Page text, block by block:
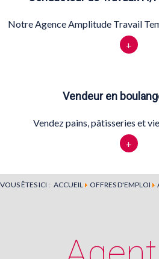
Notre Agence Amplitude Travail
+
Vendeur en
Vendez pains, pâtisseries et
+
VOUS ÊTES ICI : ACCUEIL OFFRES D'EMPLOI